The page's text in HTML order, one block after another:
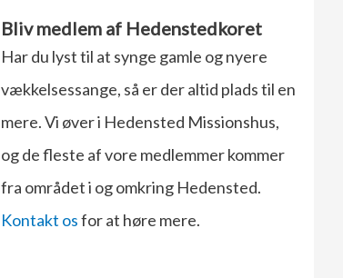
Bliv medlem af Hedenstedkoret
Har du lyst til at synge gamle og nyere
vækkelsessange, så er der altid plads til en
mere. Vi øver i Hedensted Missionshus,
og de fleste af vore medlemmer kommer
fra området i og omkring Hedensted.
Kontakt osfor at høre mere.